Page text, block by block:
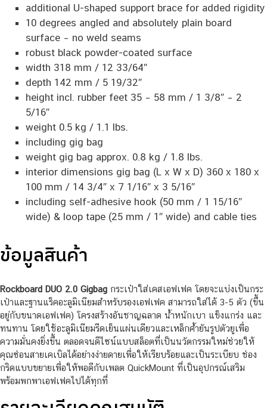
additional U-shaped support brace for added rigidity
10 degrees angled and absolutely plain board
surface – no weld seams
robust black powder-coated surface
width 318 mm / 12 33/64″
depth 142 mm / 5 19/32″
height incl. rubber feet 35 – 58 mm / 1 3/8″ – 2
5/16″
weight 0.5 kg / 1.1 lbs.
including gig bag
weight gig bag approx. 0.8 kg / 1.8 lbs.
interior dimensions gig bag (L x W x D) 360 x 180 x
100 mm / 14 3/4″ x 7 1/16″ x 3 5/16″
including self-adhesive hook (50 mm / 1 15/16″
wide) & loop tape (25 mm / 1″ wide) and cable ties
ข้อมูลสินค้า
Rockboard DUO 2.0 Gigbag กระเป๋าใส่เคสเอฟเฟค โดยจะแบ่งเป็นกระ
เป๋าและฐานแร็คอะลูมิเนียมสำหรับรองเอฟเฟค สามารถใส่ได้ 3-5 ตัว (ขึ้น
อยู่กับขนาดเอฟเฟค) โครงสร้างอันชาญฉลาด น้ำหนักเบา แข็งแกร่ง และ
ทนทาน โดยใช้อะลูมิเนียมรีดเย็นแผ่นเดียวและเหล็กค้ำยันรูปตัวยูเพื่อ
ความมั่นคงยิ่งขึ้น ตลอดจนดีไซน์แบบสล็อตที่เป็นนวัตกรรมใหม่ช่วยให้
คุณซ่อนสายเคเบิลได้อย่างง่ายดายเพื่อให้เรียบร้อยและเป็นระเบียบ ช่อง
กริดแบบขยายเพื่อให้พอดีกับเพลต QuickMount ที่เป็นอุปกรณ์เสริม
พร้อมพกพาเอฟเฟคไปได้ทุกที่